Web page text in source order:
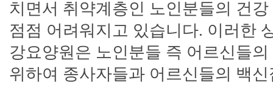
치면서 취약계층인 노인분들의 건
점점 어려워지고 있습니다. 이러한
강요양원은 노인분들 즉 어르신들
위하여 종사자들과 어르신들의 백